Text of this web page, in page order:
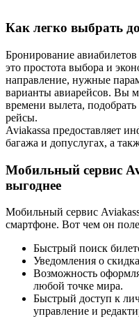
Как легко выбрать
Бронирование
это простота выбора и
направление, нужные
варианты авиарейсов. Вы
времени вылета,
рейсы.
Aviakassa предоставляет
багажа и допуслугах, а
Мобильный сервис
выгоднее
Мобильный сервис
смартфоне. Вот чем он
Быстрый поиск
Уведомления о
Возможность
любой точке мира.
Быстрый доступ к
управление и